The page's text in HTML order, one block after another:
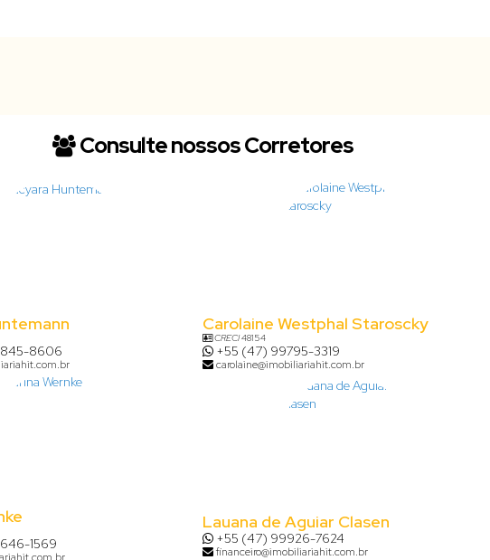
Consulte nossos Corretores
8606
Carolaine Westphal Staroscky
CRECI48154
+55 (47) 99795-3319
carolaine@imobiliariahit.com.br
1569
Lauana de Aguiar Clasen
+55 (47) 99926-7624
financeiro@imobiliariahit.com.br